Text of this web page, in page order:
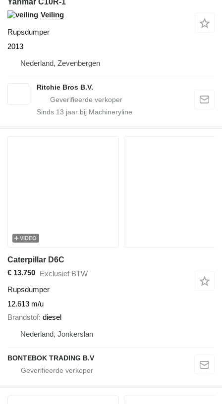
Yanmar C10R-1
Veiling
Rupsdumper
2013
Nederland, Zevenbergen
Ritchie Bros B.V.
Sinds 13 jaar bij Machineryline
VIDEO
Caterpillar D6C
€ 13.750 Exclusief BTW
Rupsdumper
12.613 m/u
Brandstof diesel
Nederland, Jonkerslan
BONTEBOK TRADING B.V